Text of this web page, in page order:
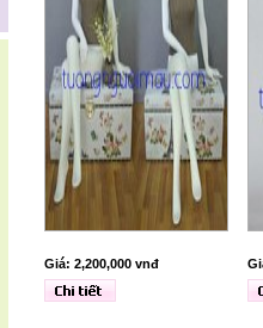
Giá: 2,200,000 vnđ